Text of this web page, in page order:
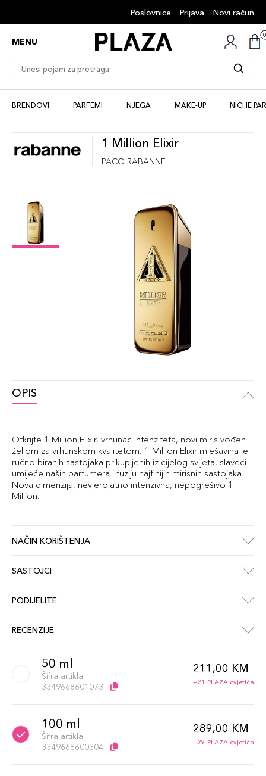
Poslovnice Prijava Novi račun
MENU
BRENDOVI PARFEMI NJEGA MAKE-UP NICHE
1 Million Elixir
PACO RABANNE
OPIS
Otkrijte 1 Million Elixir, vrhunac intenziteta, novi miris vođen
željom za vrhunskom kvalitetom. 1 Million Elixir mješavina je
ručno biranih sastojaka prikupljenih iz cijelog svijeta, slaveći
umijeće naših parfumera i fuziju najfinijih mirisnih sastojaka.
Nova dimenzija, nevjerojatno intenzivna, nepogrešivo 1
Million.
NAČIN KORIŠTENJA
SASTOJCI
PODIJELITE
RECENZIJE
50 ml
Šifra artikla
3349668601073
211,00 KM
+21 PLAZA cvjetića
100 ml
Šifra artikla
3349668600304
289,00 KM
+29 PLAZA cvjetića